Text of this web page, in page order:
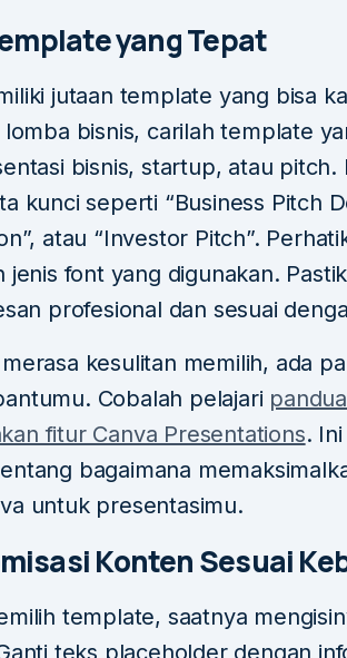
yang Tepat
jutaan template yang bisa
lomba bisnis, carilah template
bisnis, startup, atau pitch.
kunci seperti “Business Pitch
atau “Investor Pitch”.
jenis font yang digunakan.
profesional dan sesuai
kesulitan memilih, ada
Cobalah pelajari
fitur Canva Presentations.
bagaimana
untuk presentasimu.
Konten Sesuai
template, saatnya